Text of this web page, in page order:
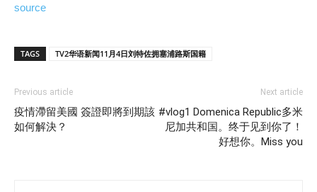
source
TAGS TV2华语新闻11月4日刘特佐拥塞浦路斯国籍
Previous article
疫情滯留美國 簽證即將到期該
如何解決？
Next article
#vlog1 Domenica Republic多米
尼加共和国。终于见到你了！
好想你。Miss you